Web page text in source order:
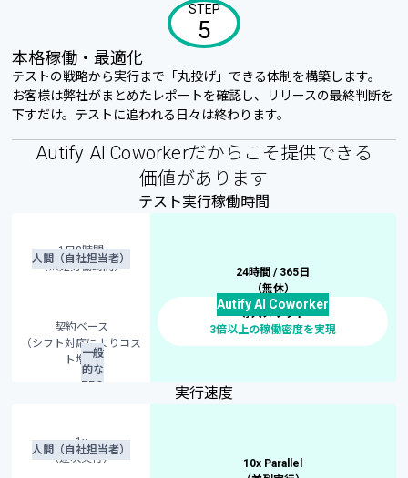
STEP
5
本格稼働・最適化
テストの戦略から実行まで「丸投げ」できる体制を構築します。
お客様は弊社がまとめたレポートを確認し、リリースの最終判断を
下すだけ。テストに追われる日々は終わります。
Autify AI Coworkerだからこそ提供できる
価値があります
テスト実行稼働時間
人間（自社担当者）
1日8時間
（法定労働時間）
一般
的な
BPO
契約ベース
（シフト対応によりコス
ト増）
Autify AI Coworker
24時間 / 365日
（無休）
導入メリット
3倍以上の稼働密度を実現
実行速度
人間（自社担当者）
1x
（逐次実行）
10x Parallel